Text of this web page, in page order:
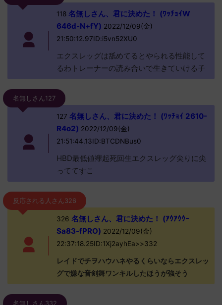
118名無しさん、君に決めた！ (ﾜｯﾁｮｲW
646d-N+fY) 2022/12/09(金)
21:50:12.97ID:i5vn52XU0
エクスレッグは舐めてるとやられる性能して
るわトレーナーの読み合いで生きていける子
名無しさん127
127 名無しさん、君に決めた！ (ﾜｯﾁｮｲ 2610-
R4o2) 2022/12/09(金)
21:51:44.13ID:BTCDNBus0
HBD最低値襷起死回生エクスレッグ尖りに尖
っててすこ
反応される人さん326
326 名無しさん、君に決めた！ (ｱｳｱｳｳｰ
Sa83-fPRO) 2022/12/09(金)
22:37:18.25ID:1Xj2ayhEa>>332
レイドでチヲハウハネやるくらいならエクスレッ
グで嫌な音剣舞ワンキルしたほうが強そう
名無しさん332